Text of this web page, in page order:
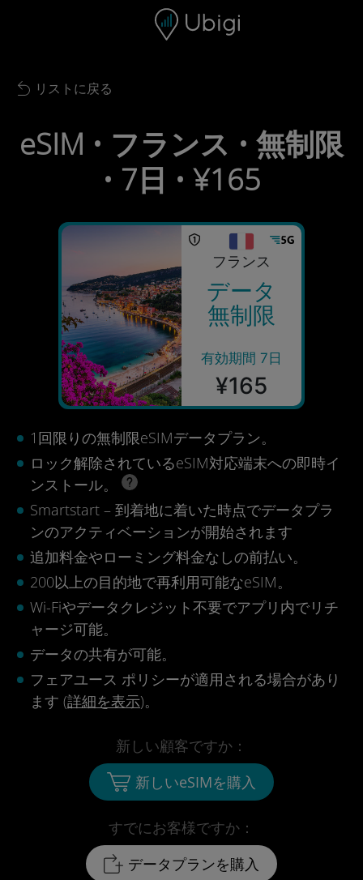
ナビゲーションバー フッター
Back to list
リストに戻る
eSIM • フランス • 無制限
• 7日 • ¥165
フランス
データ
無制限
有効期間 7日
¥165
1回限りの無制限eSIMデータプラン。
ロック解除されているeSIM対応端末への即時イ
ンストール。
Smartstart – 到着地に着いた時点でデータプラ
ンのアクティベーションが開始されます
追加料金やローミング料金なしの前払い。
200以上の目的地で再利用可能なeSIM。
Wi-Fiやデータクレジット不要でアプリ内でリチ
ャージ可能。
データの共有が可能。
フェアユース ポリシーが適用される場合があり
ます (詳細を表示)。
すでにお客様ですか：
データプランを購入
新しい顧客ですか：
新しいeSIMを購入